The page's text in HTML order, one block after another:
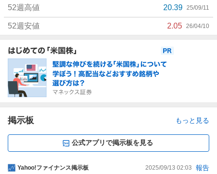
52週高値 20.39 25/09/11
52週安値 2.05 26/04/10
掲示板 もっと見る
公式アプリで掲示板を見る
掲 Yahoo!ファイナンス掲示板 2025/09/13 02:03 報告